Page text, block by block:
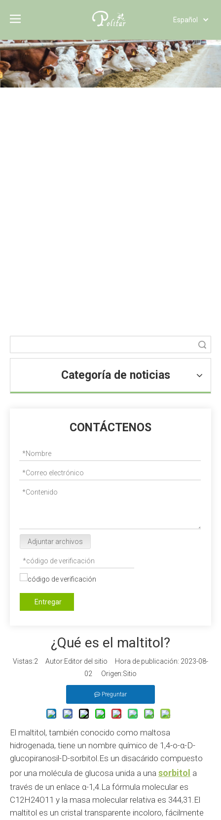
Español
Polski
Tiếng Việt
Italiano
Deutsch
Categoría de noticias
CONTÁCTENOS
Adjuntar archivos
Entregar
¿Qué es el maltitol?
Vistas:2 Autor:Editor del sitio Hora de publicación: 2023-08-
02 Origen:Sitio
Preguntar
El maltitol, también conocido como maltosa
hidrogenada, tiene un nombre químico de 1,4-o-α-D-
glucopiranosil-D-sorbitol.Es un disacárido compuesto
por una molécula de glucosa unida a una sorbitol a
través de un enlace α-1,4.La fórmula molecular es
C12H24O11 y la masa molecular relativa es 344,31.El
maltitol es un cristal transparente incoloro, fácilmente